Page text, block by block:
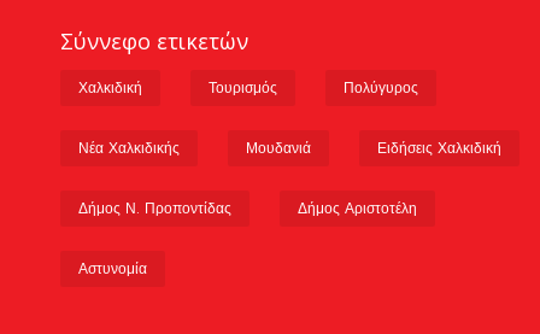
Σύννεφο ετικετών
Χαλκιδική Τουρισμός Πολύγυρος
Νέα Χαλκιδικής Μουδανιά Ειδήσεις Χαλκιδική
Δήμος Ν. Προποντίδας Δήμος Αριστοτέλη
Αστυνομία